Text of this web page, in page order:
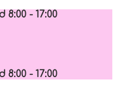
- 17:00
- 17:00